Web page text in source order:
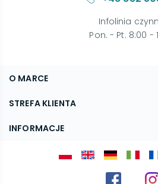
O MARCE
O nas
Blog
STREFA KLIENTA
FAQ
INFORMACJE
Infolinia
Pon. - Pt. 8:00 -